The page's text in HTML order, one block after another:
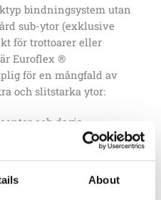
About
bindningsystem utan
sub-ytor (exklusive
för trottoarer eller
Euroflex ®
för en mångfald av
och slitstarka ytor:
och dagis